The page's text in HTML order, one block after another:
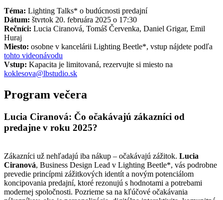
Téma: Lighting Talks* o budúcnosti predajní
Dátum: štvrtok 20. februára 2025 o 17:30‌
Rečníci: Lucia Ciranová, Tomáš Červenka, Daniel Grigar, Emil
Huraj
Miesto: osobne v kancelárii Lighting Beetle*, vstup nájdete podľa
tohto videonávodu
Vstup: Kapacita je limitovaná, rezervujte si miesto na
koklesova@lbstudio.sk
Program večera
Lucia Ciranová: Čo očakávajú zákazníci od
predajne v roku 2025?
Zákazníci už nehľadajú iba nákup – očakávajú zážitok. Lucia
Ciranová, Business Design Lead v Lighting Beetle*, vás podrobne
prevedie princípmi zážitkových identít a novým potenciálom
koncipovania predajní, ktoré rezonujú s hodnotami a potrebami
modernej spoločnosti. Pozrieme sa na kľúčové očakávania